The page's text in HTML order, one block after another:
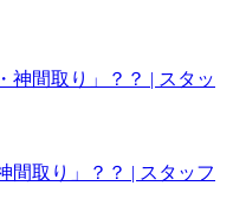
間取り」？？ | スタッフ